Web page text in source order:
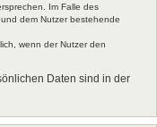
Im Falle des
dem Nutzer bestehende
wenn der Nutzer den
Daten sind in der